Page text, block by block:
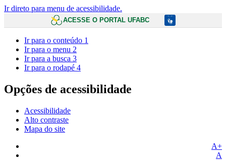
Ir direto para menu de acessibilidade.
ACESSE O PORTAL UFABC
Ir para o conteúdo 1
Ir para o menu 2
Ir para a busca 3
Ir para o rodapé 4
Opções de acessibilidade
Acessibilidade
Alto contraste
Mapa do site
A+
A